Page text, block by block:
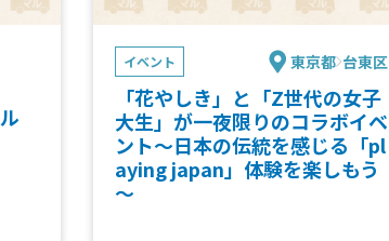
イベント 東京都 台東区
「花やしき」と「Z世代の女子
大生」が一夜限りのコラボイベ
ント～日本の伝統を感じる「pl
aying japan」体験を楽しもう
～